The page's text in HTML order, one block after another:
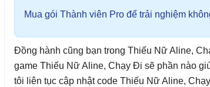
Mua gói Thành viên Pro để trải nghiệm
Đồng hành cũng bạn trong Thiếu Nữ Aline,
game Thiếu Nữ Aline, Chạy Đi sẽ phần nào
tôi liên tục cập nhật code Thiếu Nữ Aline,